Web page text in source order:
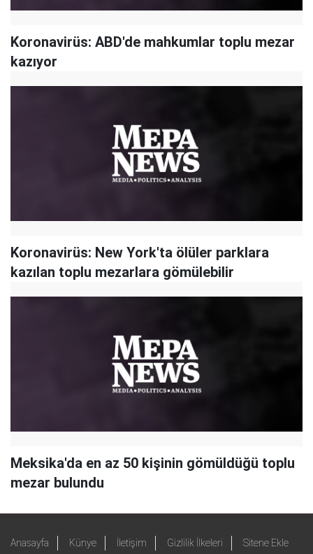
Koronavirüs: ABD'de mahkumlar toplu mezar
kazıyor
Koronavirüs: New York'ta ölüler parklara
kazılan toplu mezarlara gömülebilir
Meksika'da en az 50 kişinin gömüldüğü toplu
mezar bulundu
Anasayfa Künye İletişim Gizlilik İlkeleri Sitene Ekle